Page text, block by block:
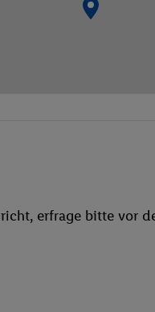
erfrage bitte vor